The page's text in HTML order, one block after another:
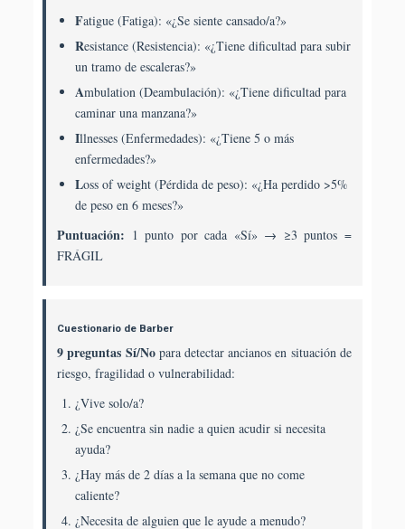
Fatigue (Fatiga): «¿Se siente cansado/a?»
Resistance (Resistencia): «¿Tiene dificultad para subir
un tramo de escaleras?»
Ambulation (Deambulación): «¿Tiene dificultad para
caminar una manzana?»
Illnesses (Enfermedades): «¿Tiene 5 o más
enfermedades?»
Loss of weight (Pérdida de peso): «¿Ha perdido >5%
de peso en 6 meses?»
Puntuación: 1 punto por cada «Sí» → ≥3 puntos =
FRÁGIL
Cuestionario de Barber
9 preguntas Sí/Nopara detectar ancianos en situación de
riesgo, fragilidad o vulnerabilidad:
¿Vive solo/a?
¿Se encuentra sin nadie a quien acudir si necesita
ayuda?
¿Hay más de 2 días a la semana que no come
caliente?
¿Necesita de alguien que le ayude a menudo?